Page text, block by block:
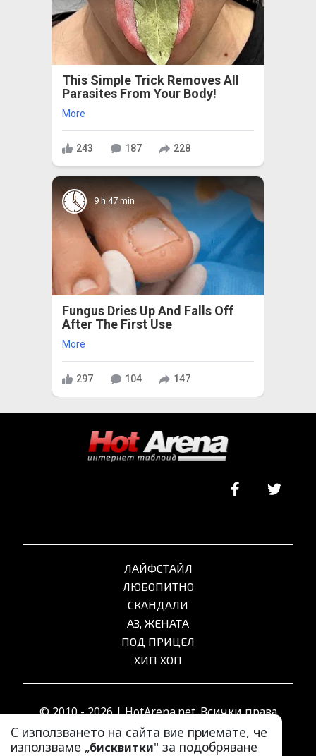
This Simple Trick Removes All
Parasites From Your Body!
More
243 187 228
9 h 47 min
Fungus Dries Up And Falls Off
After The First Use
More
297 104 147
С използването на сайта вие приемате, че
използваме „бисквитки" за подобряване
ЛАЙФСТАЙЛ
ЛЮБОПИТНО
СКАНДАЛИ
АЗ, ЖЕНАТА
ПОД ПРИЦЕЛ
ХИП ХОП
© 2010 - 2026 | HotArena.net. Всички права
запазени.